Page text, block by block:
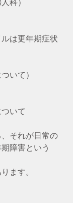
は更年期症状
いて）
いて
それが日常の
障害という
ます。